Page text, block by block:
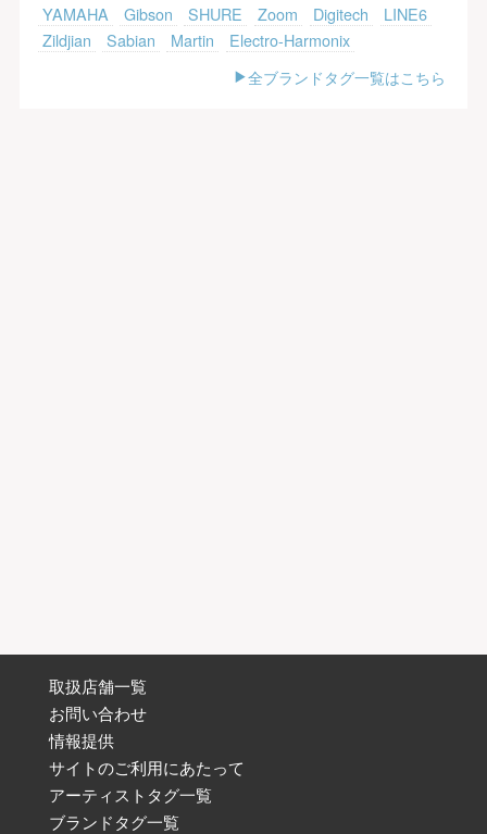
YAMAHA
Gibson SHURE Zoom Digitech
LINE6
Zildjian
Sabian Martin
Electro-Harmonix
全ブランドタグ一覧はこちら
取扱店舗一覧
お問い合わせ
情報提供
サイトのご利用にあたって
アーティストタグ一覧
ブランドタグ一覧